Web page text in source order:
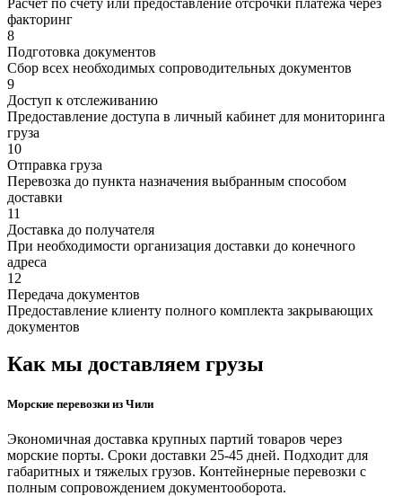
факторинг
8
Подготовка документов
Сбор всех необходимых сопроводительных документов
9
Доступ к отслеживанию
Предоставление доступа в личный кабинет для мониторинга
груза
10
Отправка груза
Перевозка до пункта назначения выбранным способом
доставки
11
Доставка до получателя
При необходимости организация доставки до конечного
адреса
12
Передача документов
Предоставление клиенту полного комплекта закрывающих
документов
Как мы доставляем грузы
Морские перевозки из Чили
Экономичная доставка крупных партий товаров через
морские порты. Сроки доставки 25-45 дней. Подходит для
габаритных и тяжелых грузов. Контейнерные перевозки с
полным сопровождением документооборота.